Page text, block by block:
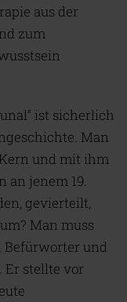
aus der
zum
ist sicherlich
Man
und mit ihm
an jenem 19.
gevierteilt,
Man muss
Befürworter und
Er stellte vor